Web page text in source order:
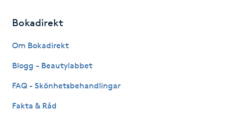
Katun fransar
Kemisk peeling
Kinesiologi
Bokadirekt
Om Bokadirekt
Blogg - Beautylabbet
FAQ - Skönhetsbehandlingar
Fakta & Råd